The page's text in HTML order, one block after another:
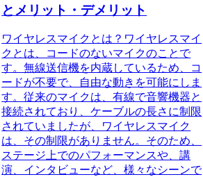
とメリット・デメリット
ワイヤレスマイクとは？ ワイヤレスマイ
クとは、コードのないマイクのことで
す。無線送信機を内蔵しているため、コ
ードが不要で、自由な動きを可能にしま
す。従来のマイクは、有線で音響機器と
接続されており、ケーブルの長さに制限
されていましたが、ワイヤレスマイク
は、その制限がありません。そのため、
ステージ上でのパフォーマンスや、講
演、インタビューなど、様々なシーンで